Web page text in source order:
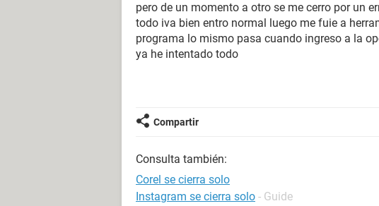
pero de un momento a otro se me cerro por un
todo iva bien entro normal luego me fuie a
programa lo mismo pasa cuando ingreso a la
ya he intentado todo
Compartir
Consulta también:
Corel se cierra solo
Instagram se cierra solo - Guide